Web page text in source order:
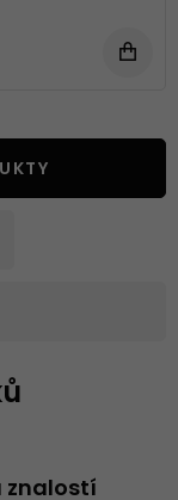
znalostí